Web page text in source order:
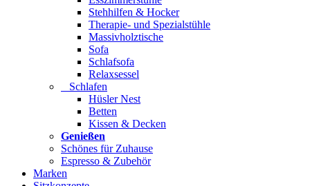
Stehhilfen & Hocker
Therapie- und Spezialstühle
Massivholztische
Sofa
Schlafsofa
Relaxsessel
Schlafen
Hüsler Nest
Betten
Kissen & Decken
Genießen
Schönes für Zuhause
Espresso & Zubehör
Marken